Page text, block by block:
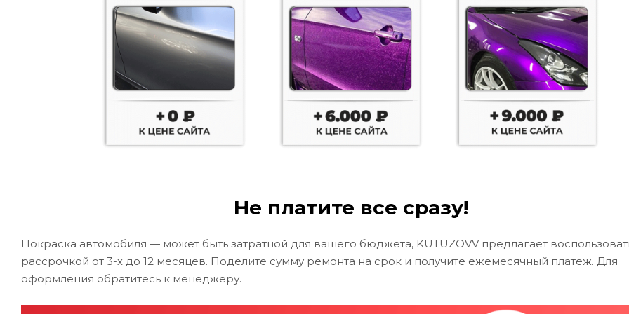
Не платите все сразу!
Покраска автомобиля — может быть затратной для вашего бюджета, KUTUZOVV предлагает
рассрочкой от 3-х до 12 месяцев. Поделите сумму ремонта на срок и получите ежемесячный платеж. Для
оформления обратитесь к менеджеру.